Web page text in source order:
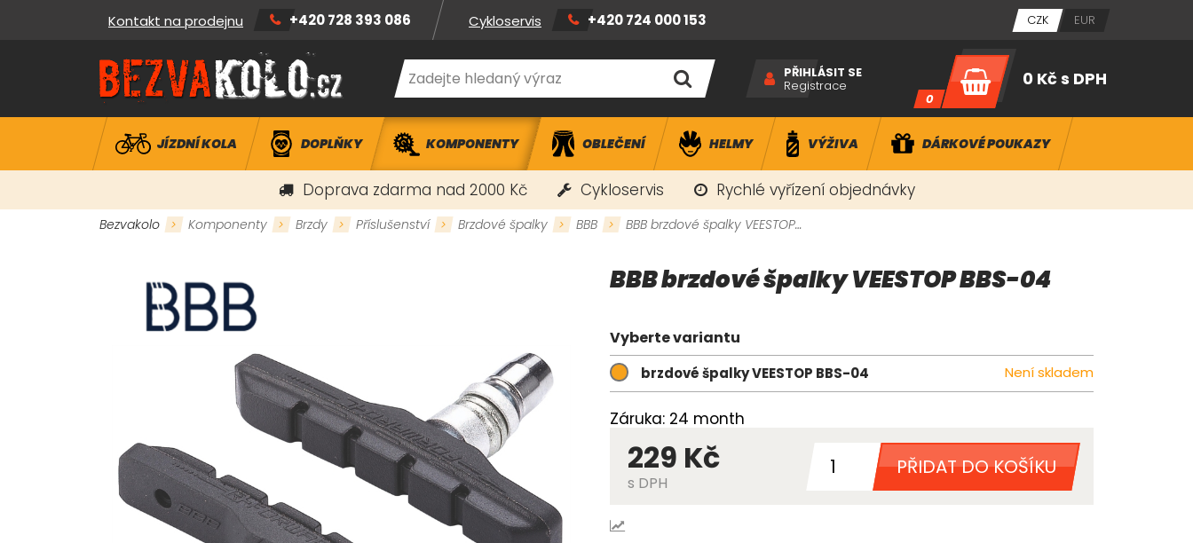
Kontakt na prodejnu +420 728 393 086 Cykloservis +420 724 000 153 CZK EUR
PŘIHLÁSIT SE
Registrace
0
0 Kčs DPH
JÍZDNÍ KOLA DOPLŇKY KOMPONENTY OBLEČENÍ HELMY VÝŽIVA DÁRKOVÉ POUKAZY
Doprava zdarma nad 2000 Kč Cykloservis Rychlé vyřízení objednávky
Bezvakolo Komponenty Brzdy Příslušenství Brzdové špalky BBB BBB brzdové špalky VEESTOP…
BBB brzdové špalky VEESTOP BBS-04
Vyberte variantu
brzdové špalky VEESTOP BBS-04 Není skladem
Záruka: 24 month
229 Kč
s DPH
PŘIDAT DO KOŠÍKU